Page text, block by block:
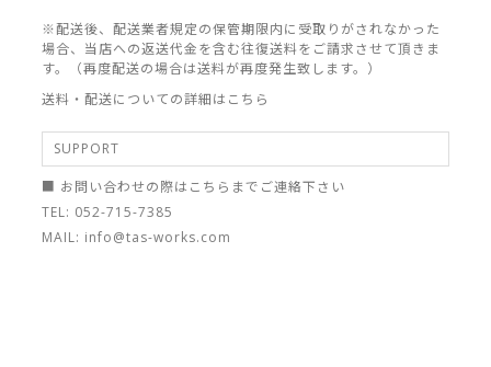
※配送後、配送業者規定の保管期限内に受取りがされなかった
場合、当店への返送代金を含む往復送料をご請求させて頂きま
す。（再度配送の場合は送料が再度発生致します。）
送料・配送についての詳細はこちら
SUPPORT
■ お問い合わせの際はこちらまでご連絡下さい
TEL: 052-715-7385
MAIL: info@tas-works.com